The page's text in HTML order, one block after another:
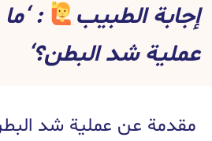
إجابة الطبيب
:
عملية شد البطن؟‘
مقدمة عن عملية شد